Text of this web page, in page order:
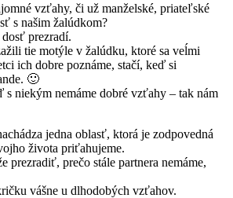
vzťahy, či už manželské, priateľské
s našim žalúdkom?
prezradí.
tie motýle v žalúdku, ktoré sa veĺmi
ich dobre poznáme, stačí, keď si
🙂
s niekým nemáme dobré vzťahy – tak nám
jedna oblasť, ktorá je zodpovedná
života priťahujeme.
prezradiť, prečo stále partnera nemáme,
vášne u dlhodobých vzťahov.